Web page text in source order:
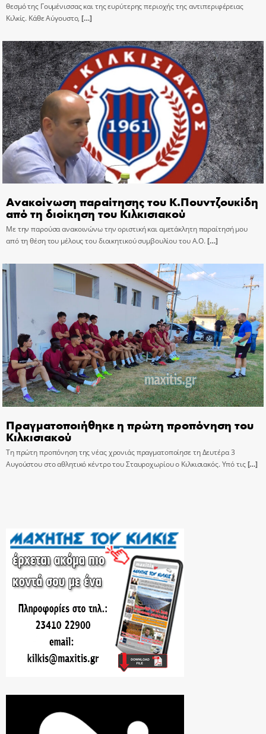
θεσμό της Γουμένισσας και της ευρύτερης περιοχής της αντιπεριφέρειας
Κιλκίς. Κάθε Αύγουστο, […]
Ανακοίνωση παραίτησης του Κ.Πουντζουκίδη
από τη διοίκηση του Κιλκισιακού
Με την παρούσα ανακοινώνω την οριστική και αμετάκλητη παραίτησή μου
από τη θέση του μέλους του διοικητικού συμβουλίου του Α.Ο.[…]
Πραγματοποιήθηκε η πρώτη προπόνηση του
Κιλκισιακού
Τη πρώτη προπόνηση της νέας χρονιάς πραγματοποίησε τη Δευτέρα 3
Αυγούστου στο αθλητικό κέντρο του Σταυροχωρίου ο Κιλκισιακός. Υπό τις[…]